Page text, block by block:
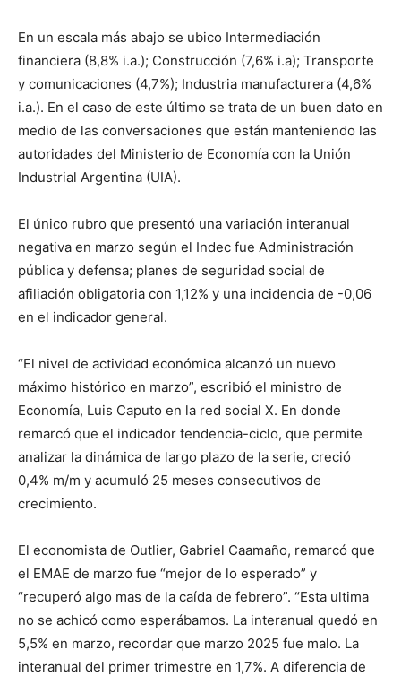
En un escala más abajo se ubico Intermediación
financiera (8,8% i.a.); Construcción (7,6% i.a); Transporte
y comunicaciones (4,7%); Industria manufacturera (4,6%
i.a.). En el caso de este último se trata de un buen dato en
medio de las conversaciones que están manteniendo las
autoridades del Ministerio de Economía con la Unión
Industrial Argentina (UIA).
El único rubro que presentó una variación interanual
negativa en marzo según el Indec fue Administración
pública y defensa; planes de seguridad social de
afiliación obligatoria con 1,12% y una incidencia de -0,06
en el indicador general.
“El nivel de actividad económica alcanzó un nuevo
máximo histórico en marzo”, escribió el ministro de
Economía, Luis Caputo en la red social X. En donde
remarcó que el indicador tendencia-ciclo, que permite
analizar la dinámica de largo plazo de la serie, creció
0,4% m/m y acumuló 25 meses consecutivos de
crecimiento.
El economista de Outlier, Gabriel Caamaño, remarcó que
el EMAE de marzo fue “mejor de lo esperado” y
“recuperó algo mas de la caída de febrero”. “Esta ultima
no se achicó como esperábamos. La interanual quedó en
5,5% en marzo, recordar que marzo 2025 fue malo. La
interanual del primer trimestre en 1,7%. A diferencia de